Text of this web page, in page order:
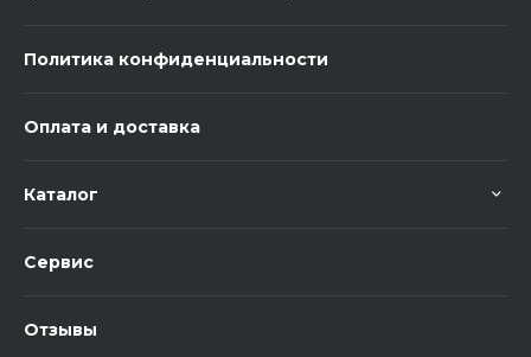
Политика конфиденциальности
Оплата и доставка
Каталог
Сервис
Отзывы